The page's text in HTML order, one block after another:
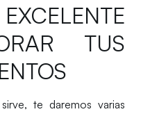
TUS
te daremos varias